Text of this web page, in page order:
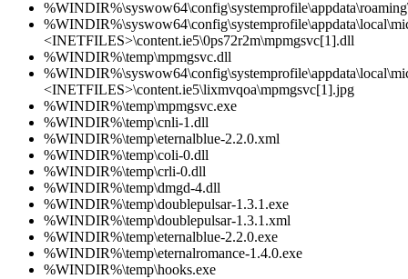
<INETFILES>\content.ie5\0ps72r2m\mpmgsvc[1].dll
%WINDIR%\temp\mpmgsvc.dll
<INETFILES>\content.ie5\lixmvqoa\mpmgsvc[1].jpg
%WINDIR%\temp\mpmgsvc.exe
%WINDIR%\temp\cnli-1.dll
%WINDIR%\temp\eternalblue-2.2.0.xml
%WINDIR%\temp\coli-0.dll
%WINDIR%\temp\crli-0.dll
%WINDIR%\temp\dmgd-4.dll
%WINDIR%\temp\doublepulsar-1.3.1.exe
%WINDIR%\temp\doublepulsar-1.3.1.xml
%WINDIR%\temp\eternalblue-2.2.0.exe
%WINDIR%\temp\eternalromance-1.4.0.exe
%WINDIR%\temp\hooks.exe